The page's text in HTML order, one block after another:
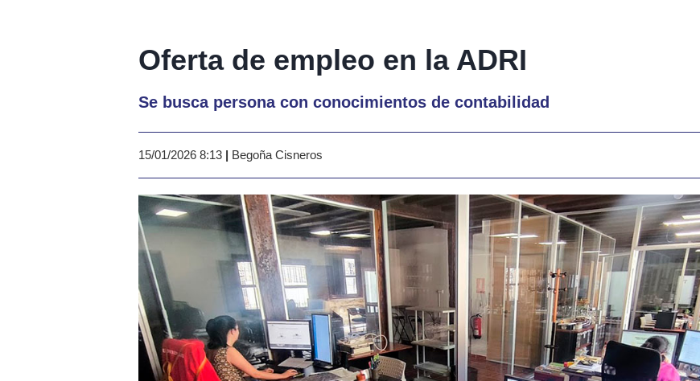
Oferta de empleo en la ADRI
Se busca persona con conocimientos de contabilidad
15/01/2026 8:13 | Begoña Cisneros